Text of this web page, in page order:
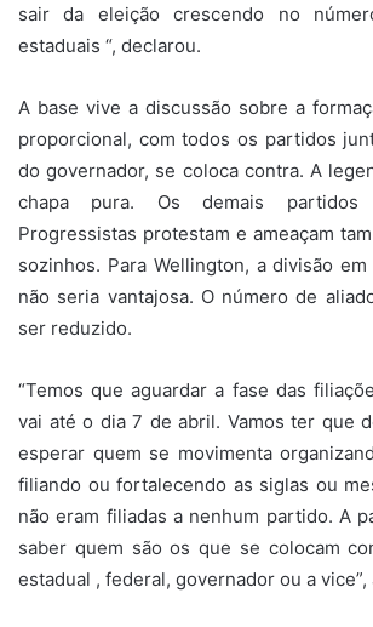
sair da eleição crescendo no
estaduais “, declarou.
A base vive a discussão sobre a
proporcional, com todos os partidos
do governador, se coloca contra. A
chapa pura. Os demais
Progressistas protestam e ameaçam
sozinhos. Para Wellington, a divisão
não seria vantajosa. O número de
ser reduzido.
“Temos que aguardar a fase das
vai até o dia 7 de abril. Vamos ter que
esperar quem se movimenta
filiando ou fortalecendo as siglas ou
não eram filiadas a nenhum partido. A
saber quem são os que se colocam
estadual , federal, governador ou a vice”,